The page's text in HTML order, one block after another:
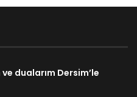
dualarım Dersim’le